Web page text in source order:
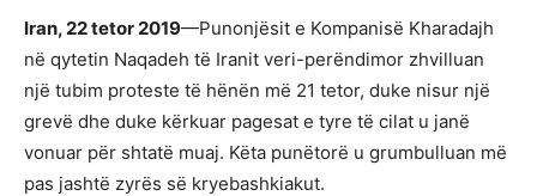
Iran, 22 tetor 2019—Punonjësit e Kompanisë Kharadajh
në qytetin Naqadeh të Iranit veri-perëndimor zhvilluan
një tubim proteste të hënën më 21 tetor, duke nisur një
grevë dhe duke kërkuar pagesat e tyre të cilat u janë
vonuar për shtatë muaj. Këta punëtorë u grumbulluan më
pas jashtë zyrës së kryebashkiakut.